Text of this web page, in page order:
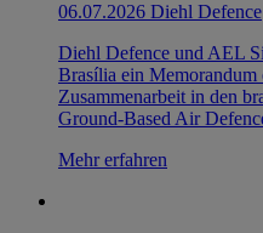
06.07.2026 Diehl Defence
Diehl Defence und AEL
Brasília ein
Zusammenarbeit in den
Ground-Based Air
Mehr erfahren